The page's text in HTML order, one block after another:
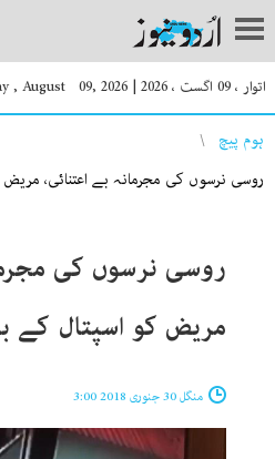
اتوار ، 09 اگست ، 2026 |
, August 09, 2026
You are here
ہوم پیچ
روسی نرسوں کی مجرمانہ بے اعتنائی، مریض
روسی نرسوں کی
مریض کو اسپتال کے
منگل 30 جنوری 2018 3:00